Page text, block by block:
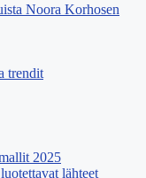
Noora Korhosen
trendit
2025
lähteet